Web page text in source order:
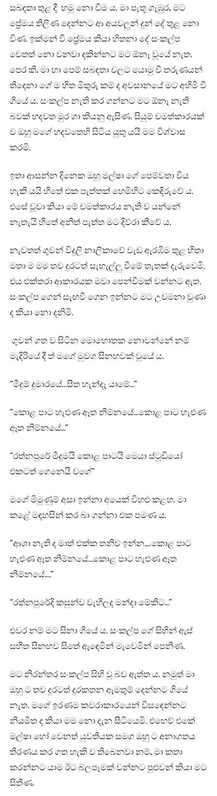
සබඳතා තුළ දී හමු නො වීම ය. මා පැතූ ගැඹුර, මට
ප්‍රේමය තිලිණ දෙන්නට ආ අයවලුන් දුන් දේ තුළ නො
විණ. ඉක්මන් වී ප්‍රේමය කියා හිතනා දේ සංකල්ප
වෙතත් නො වනවා දකින්නට මට ඕනෑ වූයේ නැත.
පෙර කී, මා හා පෙම් සබඳතා වලට යොමු වී තරුණයන්
තිදෙනා ගේ ම හිත මිතුරු කම් ද අවසානයේ මට අහිමි වී
ගියේ ය. සංකල්ප නැති කර ගන්නට මට ඕනෑ නැති
බවක් හදවත මුර ගා කියනු ඇසිණ. සියුම් චමත්කාරයක්
ව ඔහු මගේ හදවතෙහි සිටිය යුතු යයි මම විශ්වාස
කරමි.
ඉතා ආසන්න දිනෙක ඔහු මල්ෂා ගේ පෙම්වතා විය
හැකි යයි හිතේ එක පැත්තක් හෙමිහිට කෙඳිරුවේ ය.
එසේ වූවා කියා මේ චමත්කාරය නැති ව යන්නේ
නැතැයි හිතේ අනිත් පැත්ත මට දිව්රා කීවේ ය.
නැවතත් ගුවන් විදුලි නාලිකාවේ වැඩ ඇරඹීම තුළ හිතා
මතා ම මම තව දුරටත් සැහැල්ලු වීමේ තැතක් දැරුවෙමි.
එය එක්තරා ආකාරයක මවා පෙන්වීමක් වන්නට ඇත.
සංකල්ප ගෙන් සැඟවී ගෙන ඉන්නට මට උවමනා වුණා
ද කියා නො දනිමි.
ගුවන් ගත ව සිටින මොහොතක නොවන්නේ නම්
මැදිරියේ දී ත් මගේ මුවග සිනහවක් වූයේ ය.
“මීදුම් දුමාරයේ…සීත හැන්දෑ යාමේ…”
“කොළ පාට හැළුණ ඈත නිම්නයේ…කොළ පාට හැළුණ
ඈත නිම්නයේ…”
“රත්නපුරේ මීදුමයි කොළ පාටයි මෙයා ස්ටූඩියෝ
එකටත් ගෙනෙයි වගේ”
මගේ මිමුණුම් අසා ඉන්නා අයෙක් විහළු කළහ. මා
කළේ මඳහසින් කර බා ගන්නා එක පමණ ය.
“ආශා නැති ද මාත් එක්ක තනිව ඉන්න….කොළ පාට
හැළුණ ඈත නිම්නයේ…කොළ පාට හැළුණ ඈත
නිම්නයේ….”
“රත්නපුරේදි කසුන්ව වැහිලද මන්දා මේකිට…”
එවර නම් මට සිනා ගියේ ය. සංකල්ප ගේ සිහින් ඇස්
සහිත සිනහව සිතේ ඇඳෙමින් මැවෙමින් පෙනිණ.
මට නිරන්තර සංකල්ප සිහි වූ බව ඇත්ත ය. නමුත් මා
ඔහු ට තව දුරටත් දුරකතන ඇමතුම් දෙන්නට ගියේ
නැත. මගේ ඉරණම කවරාකාරයෙන් විසඳෙන්නට
නියමිත ද කියා මම නො දැන සිටියෙමි. එහෙව් එකේ
මල්ෂා හෝ වෙනත් යුවතියක සමග ඔහු ට අනාගතය
තීරණය කර ගත හැකි ව තිබෙනවා නම්, මා කතා
කරන්නට යාම ඊට බලපෑමක් වන්නට පුළුවන් කියා මට
සිතිණ.